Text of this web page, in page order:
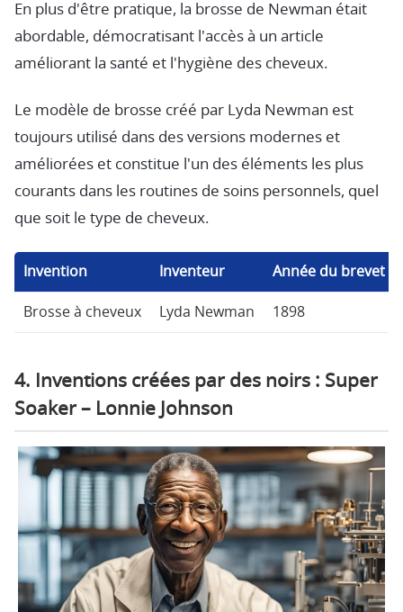
En plus d'être pratique, la brosse de Newman était
abordable, démocratisant l'accès à un article
améliorant la santé et l'hygiène des cheveux.
Le modèle de brosse créé par Lyda Newman est
toujours utilisé dans des versions modernes et
améliorées et constitue l'un des éléments les plus
courants dans les routines de soins personnels, quel
que soit le type de cheveux.
Invention Inventeur Année du brevet
Brosse à cheveux Lyda Newman 1898
4. Inventions créées par des noirs : Super
Soaker – Lonnie Johnson